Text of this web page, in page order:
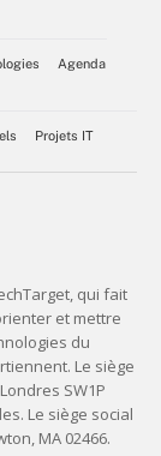
Agenda
Projets IT